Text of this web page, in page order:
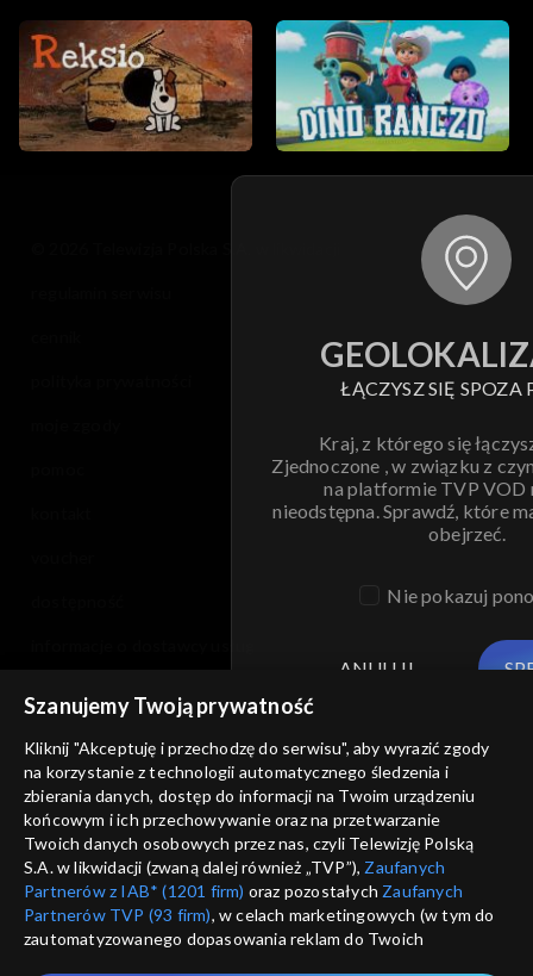
ŁĄCZYSZ SIĘ SPOZA
Kraj, z którego się
Zjednoczone , w związku z
na platformie TVP VOD
nieodstępna. Sprawdź, które
obejrzeć.
Nie pokazuj
ANULUJ
Szanujemy Twoją prywatność
Kliknij "Akceptuję i przechodzę do serwisu", aby wyrazić zgody
na korzystanie z technologii automatycznego śledzenia i
zbierania danych, dostęp do informacji na Twoim urządzeniu
końcowym i ich przechowywanie oraz na przetwarzanie
Twoich danych osobowych przez nas, czyli Telewizję Polską
S.A. w likwidacji (zwaną dalej również „TVP”), Zaufanych
Partnerów z IAB* (1201 firm) oraz pozostałych Zaufanych
Partnerów TVP (93 firm), w celach marketingowych (w tym do
zautomatyzowanego dopasowania reklam do Twoich